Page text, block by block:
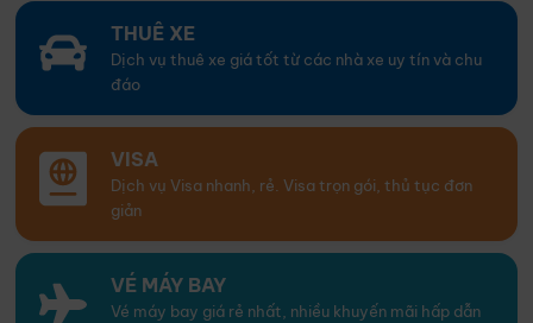
THUÊ XE
Dịch vụ thuê xe giá tốt từ các nhà xe uy tín và chu
đáo
VISA
Dịch vụ Visa nhanh, rẻ. Visa trọn gói, thủ tục đơn
giản
VÉ MÁY BAY
Vé máy bay giá rẻ nhất, nhiều khuyến mãi hấp dẫn